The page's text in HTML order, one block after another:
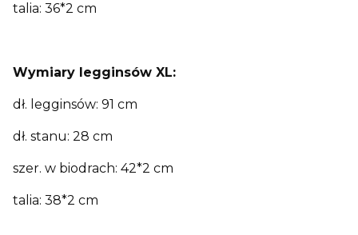
talia: 36*2 cm
Wymiary legginsów XL:
dł. legginsów: 91 cm
dł. stanu: 28 cm
szer. w biodrach: 42*2 cm
talia: 38*2 cm